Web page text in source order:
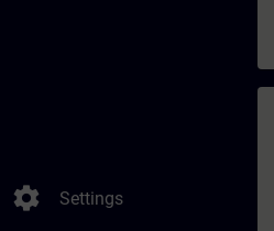
settings Settings